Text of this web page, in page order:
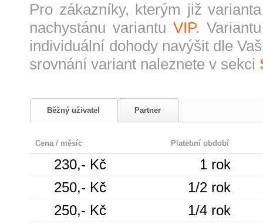
Pro zákazníky, kterým již
nachystánu variantuVIP.
individuální dohody navýšit dle
srovnání variant naleznete v sekci
Běžný uživatel Partner
Cena / měsíc Platební období
230,- Kč
1 rok
250,- Kč
1/2 rok
250,- Kč
1/4 rok